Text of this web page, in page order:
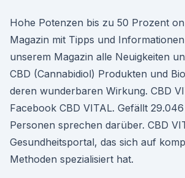
Hohe Potenzen bis zu 50 Prozent
Magazin mit Tipps und
unserem Magazin alle Neuigkeiten
CBD (Cannabidiol) Produkten und
deren wunderbaren Wirkung. CBD
Facebook CBD VITAL. Gefällt 29.046
Personen sprechen darüber. CBD
Gesundheitsportal, das sich auf
Methoden spezialisiert hat.